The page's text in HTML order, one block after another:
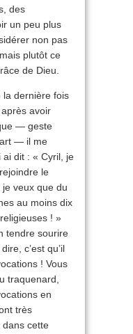
des
un peu plus
non pas
plutôt ce
de Dieu.
la dernière fois
avoir
— geste
— il me
dit : « Cyril, je
le
veux que du
au moins dix
! »
tendre sourire
c’est qu’il
! Vous
traquenard,
en
très
dans cette